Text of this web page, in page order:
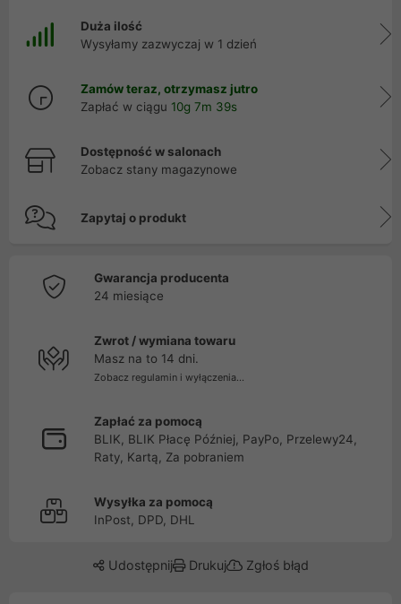
Duża ilość
Wysyłamy zazwyczaj w 1 dzień
Zamów teraz, otrzymasz jutro
Zapłać w ciągu 10g 7m 38s
Dostępność w salonach
Zobacz stany magazynowe
Zapytaj o produkt
Gwarancja producenta
24 miesiące
Zwrot / wymiana towaru
Masz na to 14 dni.
Zobacz regulamin i wyłączenia...
Zapłać za pomocą
BLIK, BLIK Płacę Później, PayPo, Przelewy24,
Raty, Kartą, Za pobraniem
Wysyłka za pomocą
InPost, DPD, DHL
Udostępnij Drukuj Zgłoś błąd